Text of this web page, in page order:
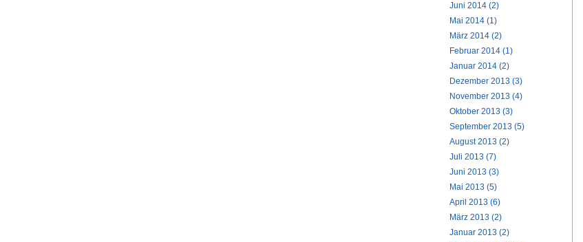
Juni 2014 (2)
Mai 2014 (1)
März 2014 (2)
Februar 2014 (1)
Januar 2014 (2)
Dezember 2013 (3)
November 2013 (4)
Oktober 2013 (3)
September 2013 (5)
August 2013 (2)
Juli 2013 (7)
Juni 2013 (3)
Mai 2013 (5)
April 2013 (6)
März 2013 (2)
Januar 2013 (2)